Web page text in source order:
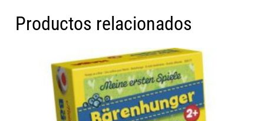
Productos relacionados